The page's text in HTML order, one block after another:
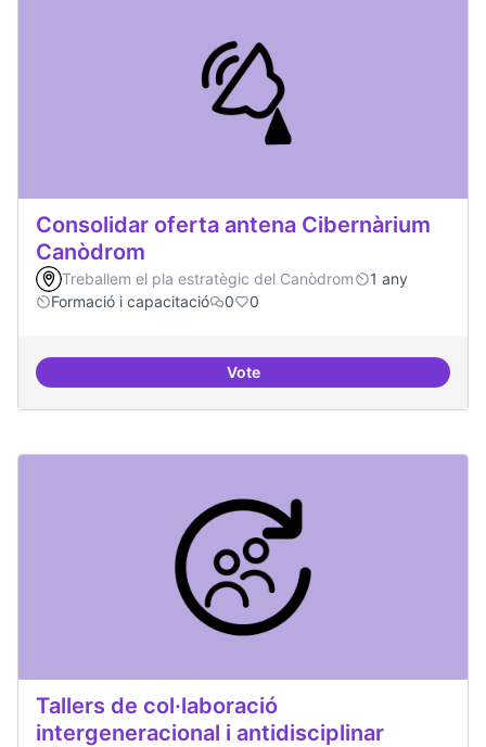
Consolidar oferta antena Cibernàrium
Canòdrom
Treballem el pla estratègic del Canòdrom
1 any
Formació i capacitació
0 0
VoteConsolidar oferta antena
Tallers de col·laboració
intergeneracional i antidisciplinar